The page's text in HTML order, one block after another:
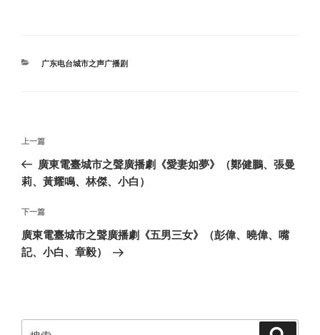
分
广东电台城市之声广播剧
文
导
航
上
一
篇
章
上一篇
廣東電臺城市之聲廣播劇《愛妻如夢》（鄭健鵬、張曼
莉、黃耀鳴、林傑、小白）
下
一
篇
下一篇
廣東電臺城市之聲廣播劇《五男三女》（彭偉、曉偉、嘴
記、小白、章毅）